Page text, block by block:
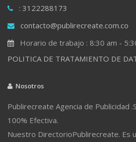
: 3122288173
contacto@publirecreate.com.co
Horario de trabajo : 8:30 am -
POLITICA DE TRATAMIENTO DE
Nosotros
Publirecreate Agencia de Publicidad
100% Efectiva.
Nuestro DirectorioPublirecreate. Es